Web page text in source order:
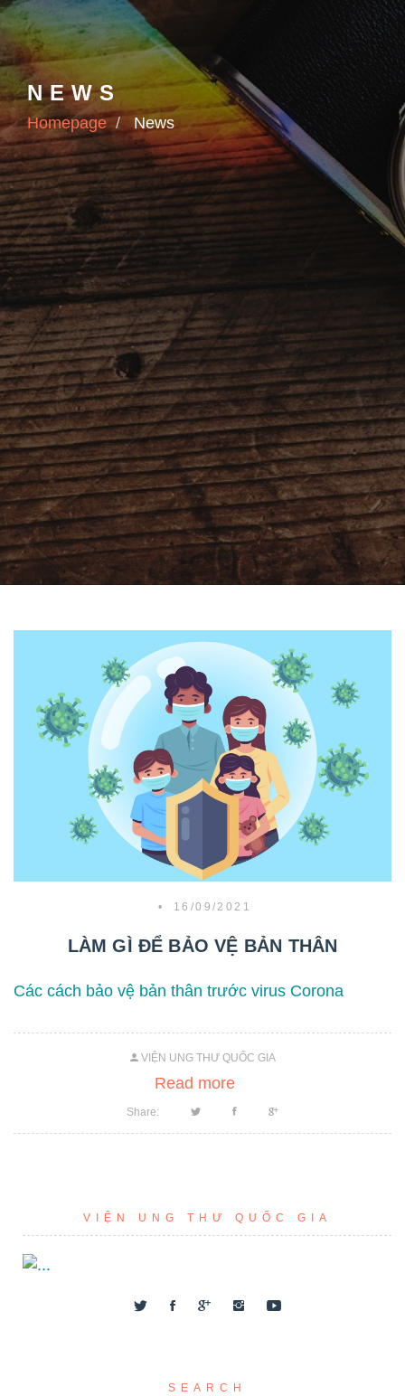
NEWS
Homepage News
• 16/09/2021
LÀM GÌ ĐỂ BẢO VỆ BẢN THÂN
Các cách bảo vệ bản thân trước virus Corona
VIỆN UNG THƯ QUỐC GIA
Read more
Share:
VIỆN UNG THƯ QUỐC GIA
SEARCH